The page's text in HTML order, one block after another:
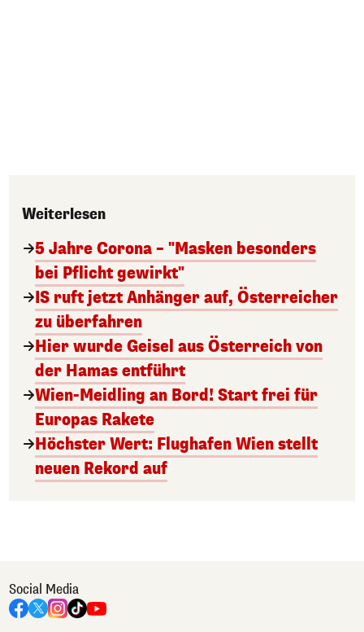
Weiterlesen
5 Jahre Corona – "Masken besonders
bei Pflicht gewirkt"
IS ruft jetzt Anhänger auf, Österreicher
zu überfahren
Hier wurde Geisel aus Österreich von
der Hamas entführt
Wien-Meidling an Bord! Start frei für
Europas Rakete
Höchster Wert: Flughafen Wien stellt
neuen Rekord auf
Social Media